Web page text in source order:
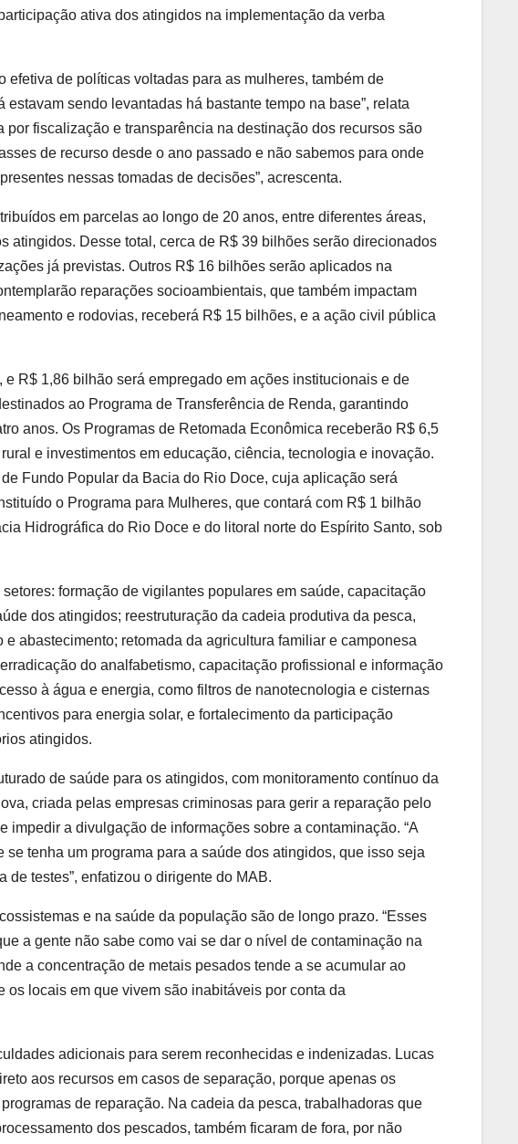
ativa dos atingidos na implementação da verba
efetiva de políticas voltadas para as mulheres, também de
sendo levantadas há bastante tempo na base”, relata
fiscalização e transparência na destinação dos recursos são
de recurso desde o ano passado e não sabemos para onde
nessas tomadas de decisões”, acrescenta.
em parcelas ao longo de 20 anos, entre diferentes áreas,
atingidos. Desse total, cerca de R$ 39 bilhões serão direcionados
já previstas. Outros R$ 16 bilhões serão aplicados na
reparações socioambientais, que também impactam
e rodovias, receberá R$ 15 bilhões, e a ação civil pública
R$ 1,86 bilhão será empregado em ações institucionais e de
ao Programa de Transferência de Renda, garantindo
anos. Os Programas de Retomada Econômica receberão R$ 6,5
e investimentos em educação, ciência, tecnologia e inovação.
Fundo Popular da Bacia do Rio Doce, cuja aplicação será
o Programa para Mulheres, que contará com R$ 1 bilhão
Hidrográfica do Rio Doce e do litoral norte do Espírito Santo, sob
formação de vigilantes populares em saúde, capacitação
dos atingidos; reestruturação da cadeia produtiva da pesca,
abastecimento; retomada da agricultura familiar e camponesa
do analfabetismo, capacitação profissional e informação
à água e energia, como filtros de nanotecnologia e cisternas
para energia solar, e fortalecimento da participação
atingidos.
de saúde para os atingidos, com monitoramento contínuo da
criada pelas empresas criminosas para gerir a reparação pelo
impedir a divulgação de informações sobre a contaminação. “A
tenha um programa para a saúde dos atingidos, que isso seja
testes”, enfatizou o dirigente do MAB.
e na saúde da população são de longo prazo. “Esses
a gente não sabe como vai se dar o nível de contaminação na
a concentração de metais pesados tende a se acumular ao
locais em que vivem são inabitáveis por conta da
adicionais para serem reconhecidas e indenizadas. Lucas
aos recursos em casos de separação, porque apenas os
de reparação. Na cadeia da pesca, trabalhadoras que
dos pescados, também ficaram de fora, por não